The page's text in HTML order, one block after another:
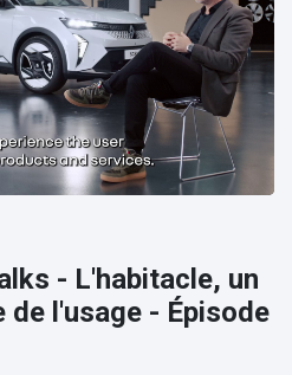
- L'habitacle, un
de l'usage - Épisode